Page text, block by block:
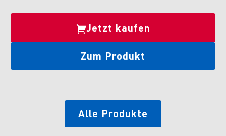
Jetzt kaufen
Zum Produkt
Alle Produkte